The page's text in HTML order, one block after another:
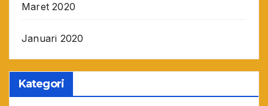
Maret 2020
Januari 2020
Kategori